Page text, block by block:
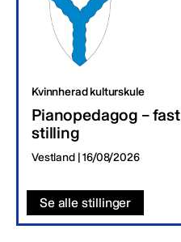
Kvinnherad kulturskule
Pianopedagog – fast
stilling
Vestland | 16/08/2026
Se alle stillinger